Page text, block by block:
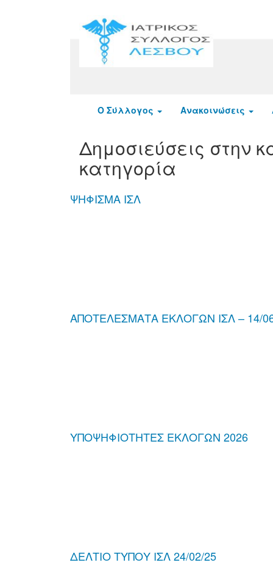
Ο Σύλλογος Ανακοινώσεις
Δημοσιεύσεις στην
κατηγορία
ΨΗΦΙΣΜΑ ΙΣΛ
ΑΠΟΤΕΛΕΣΜΑΤΑ ΕΚΛΟΓΩΝ ΙΣΛ – 14/
ΥΠΟΨΗΦΙΟΤΗΤΕΣ ΕΚΛΟΓΩΝ 2026
ΔΕΛΤΙΟ ΤΥΠΟΥ ΙΣΛ 24/02/25